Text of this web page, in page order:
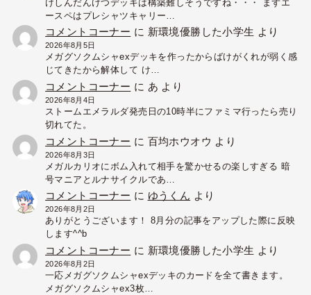
けしんだんけつデッキは構築難しそうですね・・・ まずエ
ースペはプレシャツキャリー…
コメントコーナー に 新環境優勝した小学生 より
2026年8月5日
メガグソクムシャexデッキを作ったからばけがくれが弱く感
じてきたから解体して け…
コメントコーナー に あ より
2026年8月4日
ストームエメラルダ発売日の10時半にファミマ行ったら売り
切れてた。
コメントコーナー に 百均ホウオウ より
2026年8月3日
メガルカリオにボム入れて相手を驚かせるの楽しすぎる 暗
号マニアとルナサイクルであ…
コメントコーナー に ゆうくん より
2026年8月2日
ありがとうございます！ 8月分の記事をアップした際に反映
します^^b
コメントコーナー に 新環境優勝した小学生 より
2026年8月2日
一応メガグソクムシャexデッキのカードを全て書きます。
メガグソクムシャex3枚…